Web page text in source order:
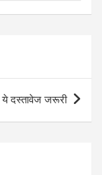
ये दस्तावेज जरूरी